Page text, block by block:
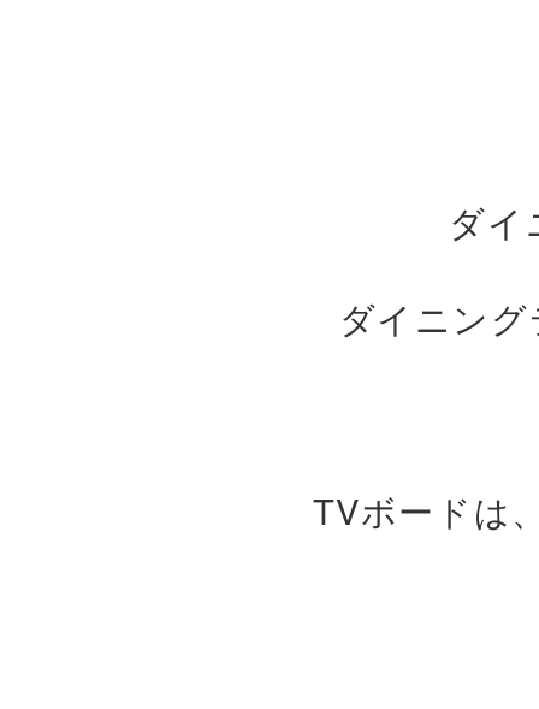
ダ
ダイニン
TVボードは